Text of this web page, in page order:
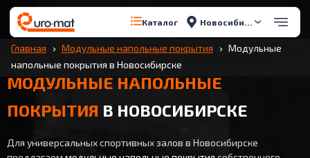
Каталог Новосибирск
Главная Модульные напольные покрытия
Модульные
напольные покрытия в Новосибирске
МОДУЛЬНЫЕ НАПОЛЬНЫЕ
ПОКРЫТИЯ В НОВОСИБИРСКЕ
Для универсальных спортивных залов в Новосибирске